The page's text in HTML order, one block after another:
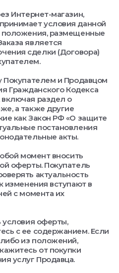
Интернет-магазин,
условия данной
положения, размещенные
является
сделки (Договора)
Покупателем и Продавцом
Гражданского Кодекса
раздел о
а также другие
как Закон РФ «О защите
постановления
акты.
момент вносить
оферты. Покупатель
актуальность
изменения вступают в
с момента их
условия оферты,
с ее содержанием. Если
из положений,
от покупки
услуг Продавца.